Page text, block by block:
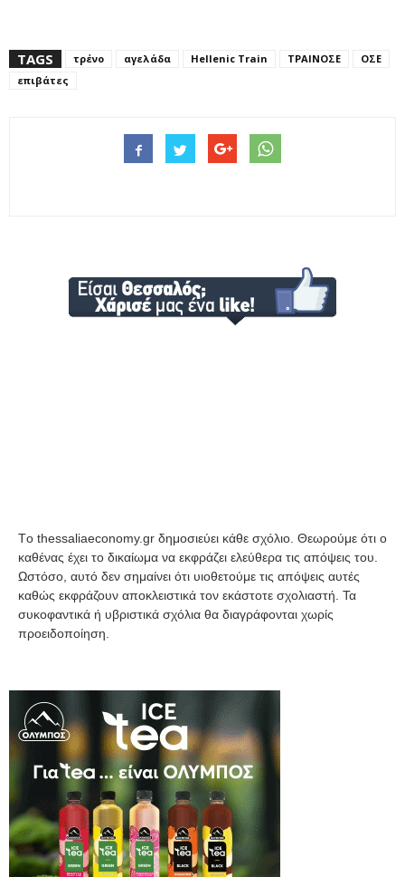
TAGS τρένο αγελάδα Hellenic Train ΤΡΑΙΝΟΣΕ
ΟΣΕ
επιβάτες
Tο thessaliaeconomy.gr δημοσιεύει κάθε σχόλιο. Θεωρούμε ότι ο
καθένας έχει το δικαίωμα να εκφράζει ελεύθερα τις απόψεις του.
Ωστόσο, αυτό δεν σημαίνει ότι υιοθετούμε τις απόψεις αυτές
καθώς εκφράζουν αποκλειστικά τον εκάστοτε σχολιαστή. Τα
συκοφαντικά ή υβριστικά σχόλια θα διαγράφονται χωρίς
προειδοποίηση.